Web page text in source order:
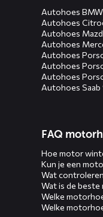
Autohoes
Autohoes
Autohoes
Autohoes
Autohoes
Autohoes
Autohoes
Autohoes Saab
FAQ
Hoe motor
Kun je een
Wat
Wat is de beste
Welke
Welke